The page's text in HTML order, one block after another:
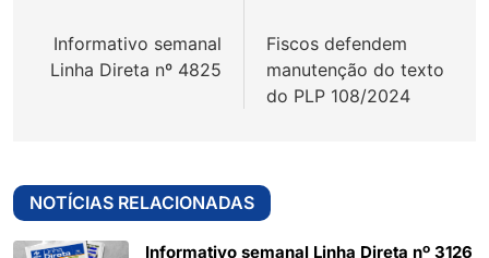
Post
Informativo semanal
Linha Direta nº 4825
Fiscos defendem
manutenção do texto
do PLP 108/2024
NOTÍCIAS RELACIONADAS
Informativo semanal Linha Direta nº 3126